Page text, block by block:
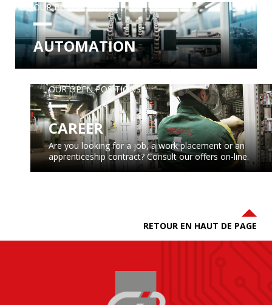
OUR BUSINESSES
AUTOMATION
OUR OPEN POSITIONS
CAREER
Are you looking for a job, a work placement or an
apprenticeship contract? Consult our offers on-line.
RETOUR EN HAUT DE PAGE